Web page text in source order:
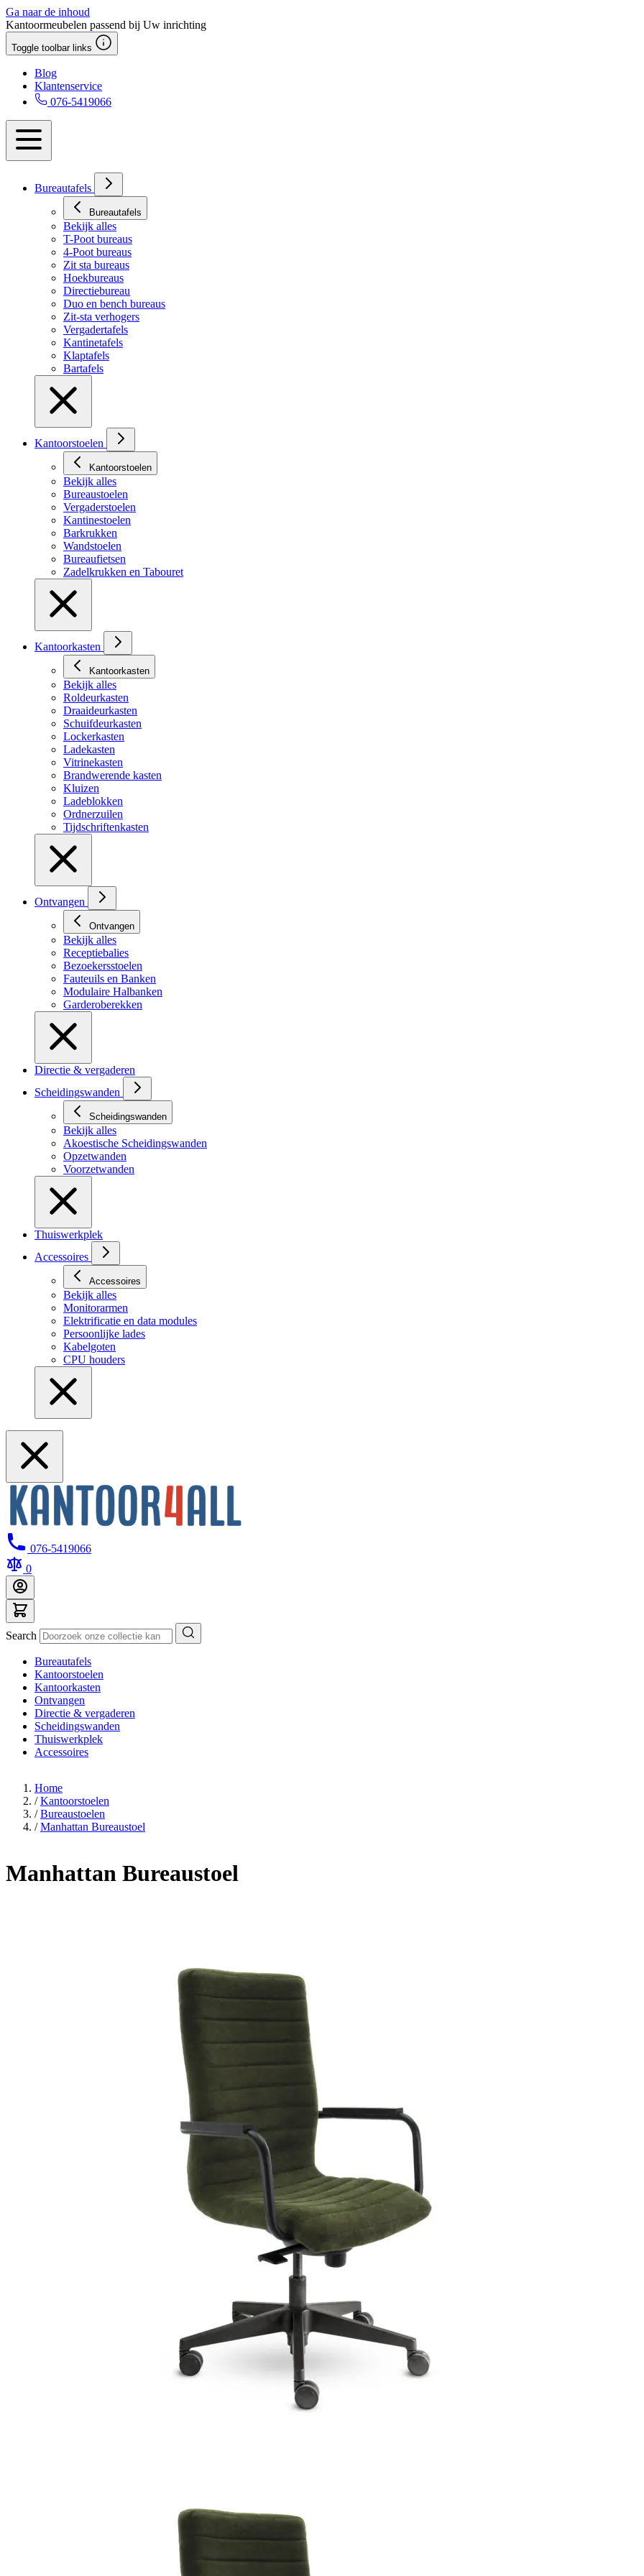
Ga naar de inhoud
Kantoormeubelen passend bij Uw inrichting
Toggle toolbar links
Blog
Klantenservice
076-5419066
Bureautafels
Bureautafels
Bekijk alles
T-Poot bureaus
4-Poot bureaus
Zit sta bureaus
Hoekbureaus
Directiebureau
Duo en bench bureaus
Zit-sta verhogers
Vergadertafels
Kantinetafels
Klaptafels
Bartafels
Kantoorstoelen
Kantoorstoelen
Bekijk alles
Bureaustoelen
Vergaderstoelen
Kantinestoelen
Barkrukken
Wandstoelen
Bureaufietsen
Zadelkrukken en Tabouret
Kantoorkasten
Kantoorkasten
Bekijk alles
Roldeurkasten
Draaideurkasten
Schuifdeurkasten
Lockerkasten
Ladekasten
Vitrinekasten
Brandwerende kasten
Kluizen
Ladeblokken
Ordnerzuilen
Tijdschriftenkasten
Ontvangen
Ontvangen
Bekijk alles
Receptiebalies
Bezoekersstoelen
Fauteuils en Banken
Modulaire Halbanken
Garderoberekken
Directie & vergaderen
Scheidingswanden
Scheidingswanden
Bekijk alles
Akoestische Scheidingswanden
Opzetwanden
Voorzetwanden
Thuiswerkplek
Accessoires
Accessoires
Bekijk alles
Monitorarmen
Elektrificatie en data modules
Persoonlijke lades
Kabelgoten
CPU houders
076-5419066
0
Search
Bureautafels
Kantoorstoelen
Kantoorkasten
Ontvangen
Directie & vergaderen
Scheidingswanden
Thuiswerkplek
Accessoires
Home
/ Kantoorstoelen
/ Bureaustoelen
/ Manhattan Bureaustoel
Manhattan Bureaustoel